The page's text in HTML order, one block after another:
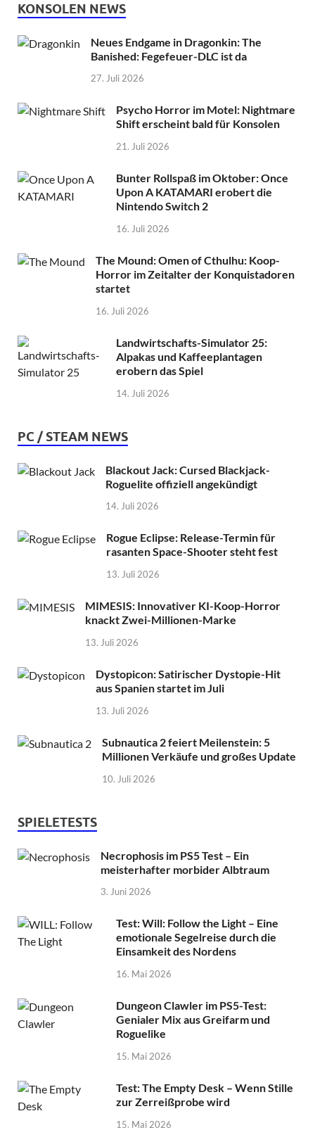
KONSOLEN NEWS
Neues Endgame in Dragonkin: The
Banished: Fegefeuer-DLC ist da
27. Juli 2026
Psycho Horror im Motel: Nightmare
Shift erscheint bald für Konsolen
21. Juli 2026
Bunter Rollspaß im Oktober: Once
Upon A KATAMARI erobert die
Nintendo Switch 2
16. Juli 2026
The Mound: Omen of Cthulhu: Koop-
Horror im Zeitalter der Konquistadoren
startet
16. Juli 2026
Landwirtschafts-Simulator 25:
Alpakas und Kaffeeplantagen
erobern das Spiel
14. Juli 2026
PC / STEAM NEWS
Blackout Jack: Cursed Blackjack-
Roguelite offiziell angekündigt
14. Juli 2026
Rogue Eclipse: Release-Termin für
rasanten Space-Shooter steht fest
13. Juli 2026
MIMESIS: Innovativer KI-Koop-Horror
knackt Zwei-Millionen-Marke
13. Juli 2026
Dystopicon: Satirischer Dystopie-Hit
aus Spanien startet im Juli
13. Juli 2026
Subnautica 2 feiert Meilenstein: 5
Millionen Verkäufe und großes Update
10. Juli 2026
SPIELETESTS
Necrophosis im PS5 Test – Ein
meisterhafter morbider Albtraum
3. Juni 2026
Test: Will: Follow the Light – Eine
emotionale Segelreise durch die
Einsamkeit des Nordens
16. Mai 2026
Dungeon Clawler im PS5-Test:
Genialer Mix aus Greifarm und
Roguelike
15. Mai 2026
Test: The Empty Desk – Wenn Stille
zur Zerreißprobe wird
15. Mai 2026